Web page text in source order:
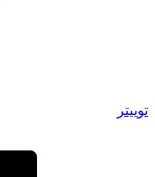
توییتر